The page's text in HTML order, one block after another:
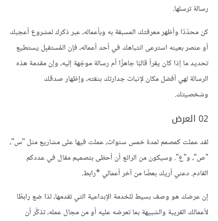
رسالة ترسلها.
كن محدّدًا وأظهر معرفتك المسبقة به وبأعماله، عبر ذكرك لمشروع أعجبك
أو عنصر بعينه استرعى انتباهك في أحد أعماله، فإن المُستقبِل يستطيع
تحديد ما إذا كان يقرأ قالبًا جاهزًا أم رسالة موجّهة إليه، وإن مقدمة هذه
الرسالة لهي أفضل مكان لإثبات جدارتك بثقته، وإظهار صدقك
وشخصيتك.
02 العرض
لقد عملت كمصمم لمدة خمس سنوات، عملت فيها على مشاريع مثل "س"،
"ص"، و"ع". وسيكون من الرائع أن أحظى بتصميم مقال في عددكم
القادم. دعني أريك بعضًا من آخر أعمالي *رابط.
إن عرضك هو وصف بسيط للخدمة اﻹبداعية التي تقدمها، لذا ضع رابطًا
ﻷعمالك القريبة والشبيهة بما تعرضه عليه أو من مجال عمله، تذكَّر أن